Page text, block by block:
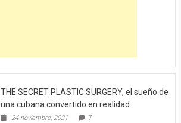
THE SECRET PLASTIC SURGERY, el sueño de
una cubana convertido en realidad
24 noviembre, 2021 7